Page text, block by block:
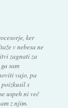
ker
v nebesa ne
zagnati za
sam
vajo, pa
poizkusil s
uspeh ni več
z njim.